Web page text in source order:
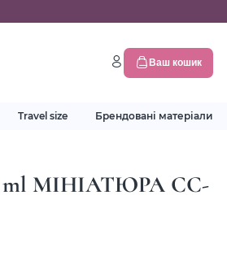
Ваш кошик
Travel size Брендовані матеріали
7 ml МІНІАТЮРА СС-